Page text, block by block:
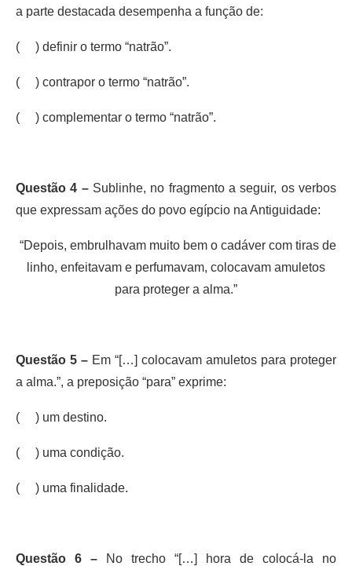
a parte destacada desempenha a função de:
( ) definir o termo “natrão”.
( ) contrapor o termo “natrão”.
( ) complementar o termo “natrão”.
Questão 4 –Sublinhe, no fragmento a seguir, os verbos
que expressam ações do povo egípcio na Antiguidade:
“Depois, embrulhavam muito bem o cadáver com tiras de
linho, enfeitavam e perfumavam, colocavam amuletos
para proteger a alma.”
Questão 5 – Em “[…] colocavam amuletos para proteger
a alma.”, a preposição “para” exprime:
( ) um destino.
( ) uma condição.
( ) uma finalidade.
Questão 6 – No trecho “[…] hora de colocá-la no